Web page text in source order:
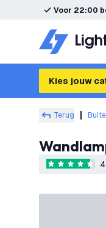
Voor 22:00
Kies jouw
Terug
4.5 score